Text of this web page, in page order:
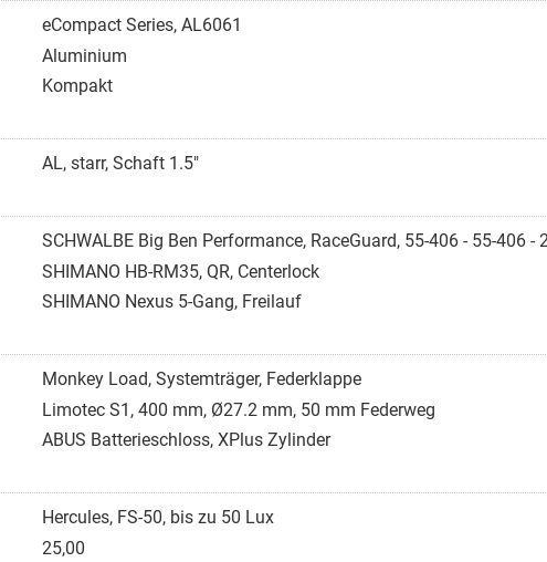
eCompact Series, AL6061
Aluminium
Kompakt
AL, starr, Schaft 1.5"
SCHWALBE Big Ben Performance, RaceGuard, 55-406 - 55-406 -
SHIMANO HB-RM35, QR, Centerlock
SHIMANO Nexus 5-Gang, Freilauf
Monkey Load, Systemträger, Federklappe
Limotec S1, 400 mm, Ø27.2 mm, 50 mm Federweg
ABUS Batterieschloss, XPlus Zylinder
Hercules, FS-50, bis zu 50 Lux
25,00